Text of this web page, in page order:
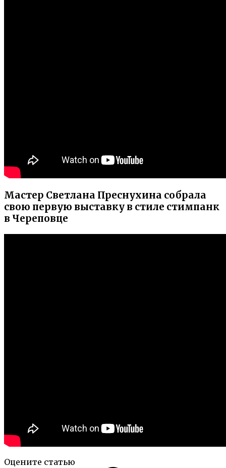
Мастер Светлана Преснухина собрала
свою первую выставку в стиле стимпанк
в Череповце
Оцените статью